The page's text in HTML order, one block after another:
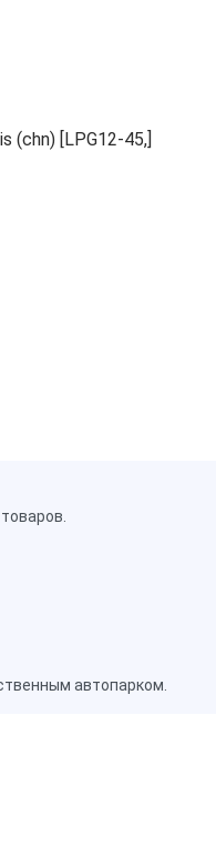
(chn) [LPG12-45,]
автопарком.